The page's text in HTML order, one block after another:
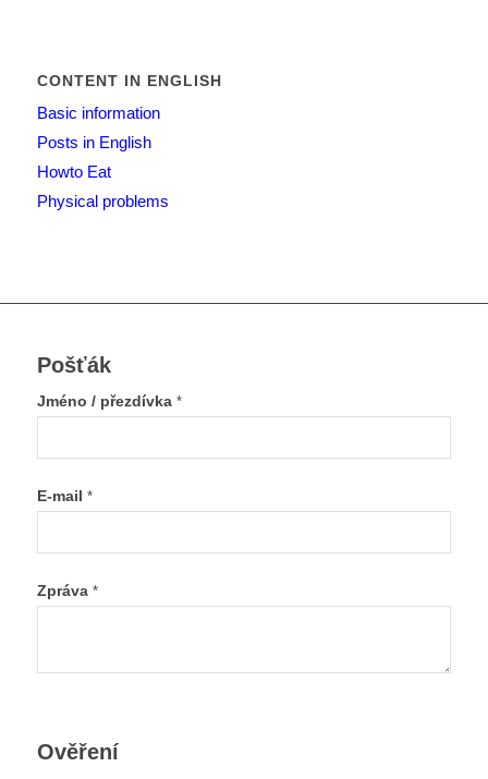
CONTENT IN ENGLISH
Basic information
Posts in English
Howto Eat
Physical problems
Pošťák
Jméno / přezdívka *
E-mail *
Zpráva *
Ověření